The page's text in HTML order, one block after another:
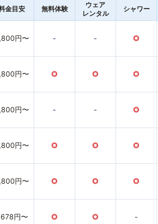
金目安 無料体験
ウェア
レンタル
シャワー
円〜 - - ○
円〜 ○ ○ ○
円〜 - - ○
円〜 ○ ○ ○
円〜 ○ ○ ○
円〜 ○ ○ -